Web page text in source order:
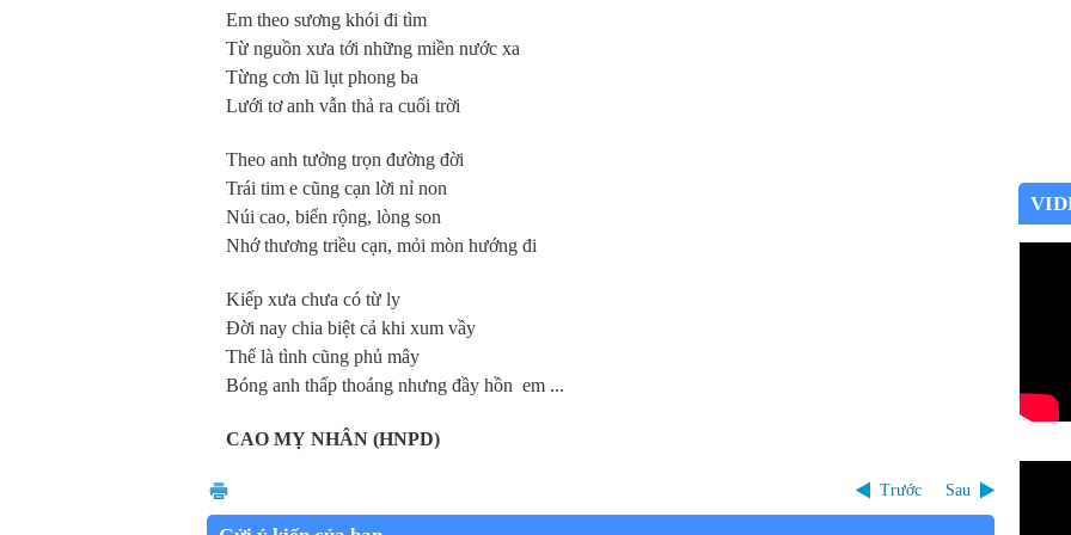
Em theo sương khói đi tìm
Từ nguồn xưa tới những miền nước xa
Từng cơn lũ lụt phong ba
Lưới tơ anh vẫn thả ra cuối trời
Theo anh tưởng trọn đường đời
Trái tim e cũng cạn lời nỉ non
Núi cao, biển rộng, lòng son
Nhớ thương triều cạn, mỏi mòn hướng đi
Kiếp xưa chưa có từ ly
Đời nay chia biệt cả khi xum vầy
Thế là tình cũng phủ mây
Bóng anh thấp thoáng nhưng đầy hồn em ...
CAO MỴ NHÂN (HNPD)
Trước Sau